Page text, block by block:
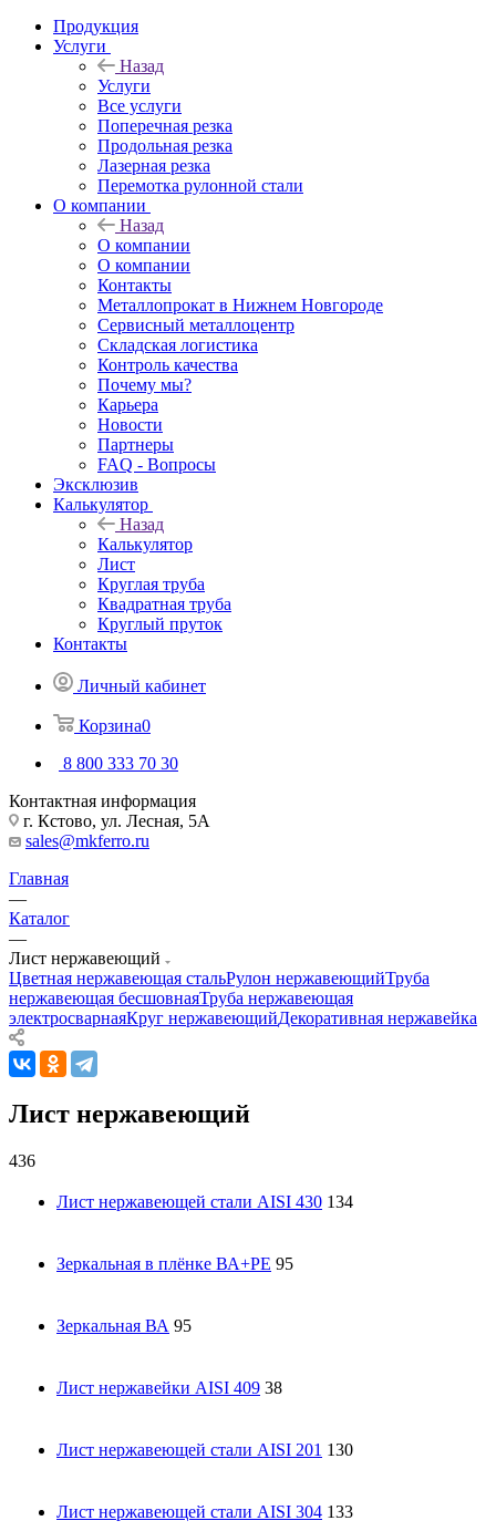
Продукция
Услуги
Назад
Услуги
Все услуги
Поперечная резка
Продольная резка
Лазерная резка
Перемотка рулонной стали
О компании
Назад
О компании
О компании
Контакты
Металлопрокат в Нижнем Новгороде
Сервисный металлоцентр
Складская логистика
Контроль качества
Почему мы?
Карьера
Новости
Партнеры
FAQ - Вопросы
Эксклюзив
Калькулятор
Назад
Калькулятор
Лист
Круглая труба
Квадратная труба
Круглый пруток
Контакты
Личный кабинет
Корзина0
8 800 333 70 30
Контактная информация
г. Кстово, ул. Лесная, 5А
sales@mkferro.ru
Главная
—
Каталог
—
Лист нержавеющий
Цветная нержавеющая стальРулон нержавеющийТруба
нержавеющая бесшовнаяТруба нержавеющая
электросварнаяКруг нержавеющийДекоративная нержавейка
Лист нержавеющий
436
Лист нержавеющей стали AISI 430 134
Зеркальная в плёнке ВА+РЕ 95
Зеркальная ВА 95
Лист нержавейки AISI 409 38
Лист нержавеющей стали AISI 201 130
Лист нержавеющей стали AISI 304 133